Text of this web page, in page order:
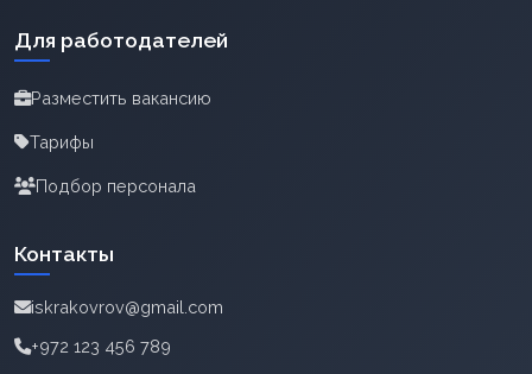
Для работодателей
Разместить вакансию
Тарифы
Подбор персонала
Контакты
iskrakovrov@gmail.com
+972 123 456 789